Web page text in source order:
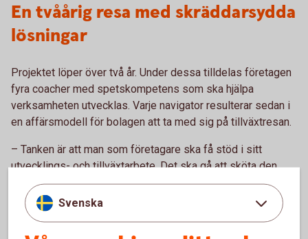
En tvåårig resa med skräddarsydda
lösningar
Projektet löper över två år. Under dessa tilldelas företagen
fyra coacher med spetskompetens som ska hjälpa
verksamheten utvecklas. Varje navigator resulterar sedan i
en affärsmodell för bolagen att ta med sig på tillväxtresan.
– Tanken är att man som företagare ska få stöd i sitt
utvecklings- och tillväxtarbete. Det ska gå att sköta den
dagliga verksamheten och samtidigt känna att man hinner
med den där idén eller kan rikta sig till den där marknaden
man vill expandera till, fortsätter Thomas Eriksson.
Svenska